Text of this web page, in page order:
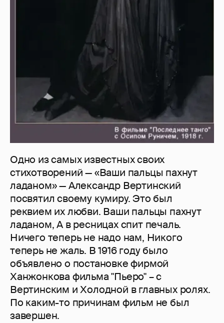
Одно из самых известных своих
стихотворений — «Ваши пальцы пахнут
ладаном» — Александр Вертинский
посвятил своему кумиру. Это был
реквием их любви. Ваши пальцы пахнут
ладаном, А в ресницах спит печаль.
Ничего теперь не надо нам, Никого
теперь не жаль. В 1916 году было
объявлено о постановке фирмой
Ханжонкова фильма "Пьеро" – с
Вертинским и Холодной в главных ролях.
По каким-то причинам фильм не был
завершен.